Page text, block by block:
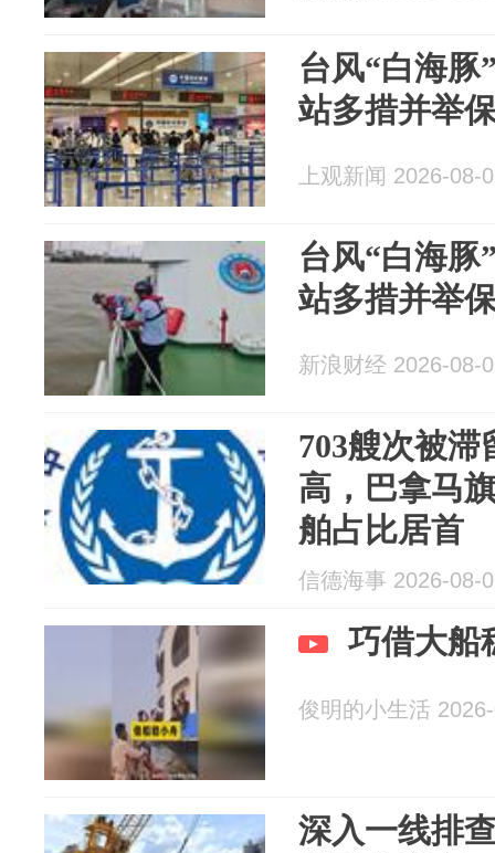
台风“白海豚
站多措并举
上观新闻 2026-08-
台风“白海豚
站多措并举
新浪财经 2026-08-
703艘次被
高，巴拿马
舶占比居首
信德海事 2026-08-
巧借大船
俊明的小生活
深入一线排